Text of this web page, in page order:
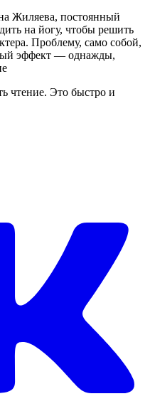
Жиляева, постоянный
на йогу, чтобы решить
Проблему, само собой,
эффект — однажды,
чтение. Это быстро и